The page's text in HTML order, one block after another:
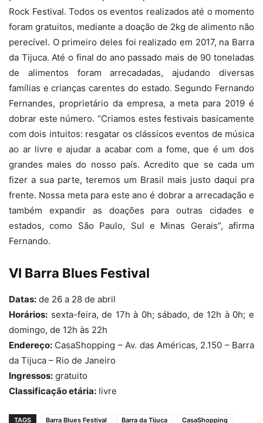
Rock Festival. Todos os eventos realizados até o momento
foram gratuitos, mediante a doação de 2kg de alimento não
perecível. O primeiro deles foi realizado em 2017, na Barra
da Tijuca. Até o final do ano passado mais de 90 toneladas
de alimentos foram arrecadadas, ajudando diversas
famílias e crianças carentes do estado. Segundo Fernando
Fernandes, proprietário da empresa, a meta para 2019 é
dobrar este número. “Criamos estes festivais basicamente
com dois intuitos: resgatar os clássicos eventos de música
ao ar livre e ajudar a acabar com a fome, que é um dos
grandes males do nosso país. Acredito que se cada um
fizer a sua parte, teremos um Brasil mais justo daqui pra
frente. Nossa meta para este ano é dobrar a arrecadação e
também expandir as doações para outras cidades e
estados, como São Paulo, Sul e Minas Gerais”, afirma
Fernando.
VI Barra Blues Festival
Datas: de 26 a 28 de abril
Horários: sexta-feira, de 17h à 0h; sábado, de 12h à 0h; e
domingo, de 12h às 22h
Endereço: CasaShopping – Av. das Américas, 2.150 – Barra
da Tijuca – Rio de Janeiro
Ingressos: gratuito
Classificação etária: livre
TAGS Barra Blues Festival Barra da Tijuca
CasaShopping